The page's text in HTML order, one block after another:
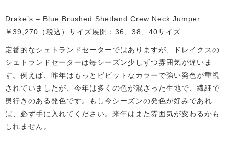
Drake’s – Blue Brushed Shetland Crew Neck Jumper
￥39,270（税込）サイズ展開：36、38、40サイズ
定番的なシェトランドセーターではありますが、ドレイクスの
シェトランドセーターは毎シーズン少しずつ雰囲気が違いま
す。例えば、昨年はもっとビビットなカラーで強い発色が重視
されていましたが、今年は多くの色が混ざった生地で、繊細で
奥行きのある発色です。もし今シーズンの発色が好みであれ
ば、必ず手に入れてください。来年はまた雰囲気が変わるかも
しれません。